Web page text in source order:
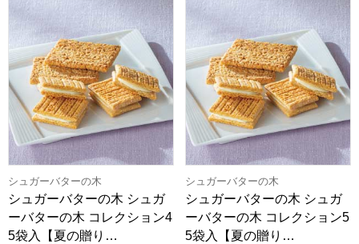
シュガーバターの木 シュガーバターの木 コレクション45袋
シュガーバターの木
シュガーバターの木 シュガ
ーバターの木 コレクション4
5袋入【夏の贈り…
シュガーバターの木 シュガ
シュガーバターの木
シュガーバターの木 シュガ
ーバターの木 コレクション5
5袋入【夏の贈り…